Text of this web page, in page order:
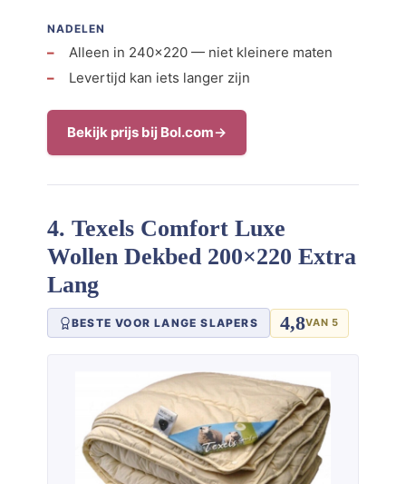
NADELEN
Alleen in 240×220 — niet kleinere maten
Levertijd kan iets langer zijn
Bekijk prijs bij Bol.com
4. Texels Comfort Luxe
Wollen Dekbed 200×220 Extra
Lang
BESTE VOOR LANGE SLAPERS 4,8VAN 5